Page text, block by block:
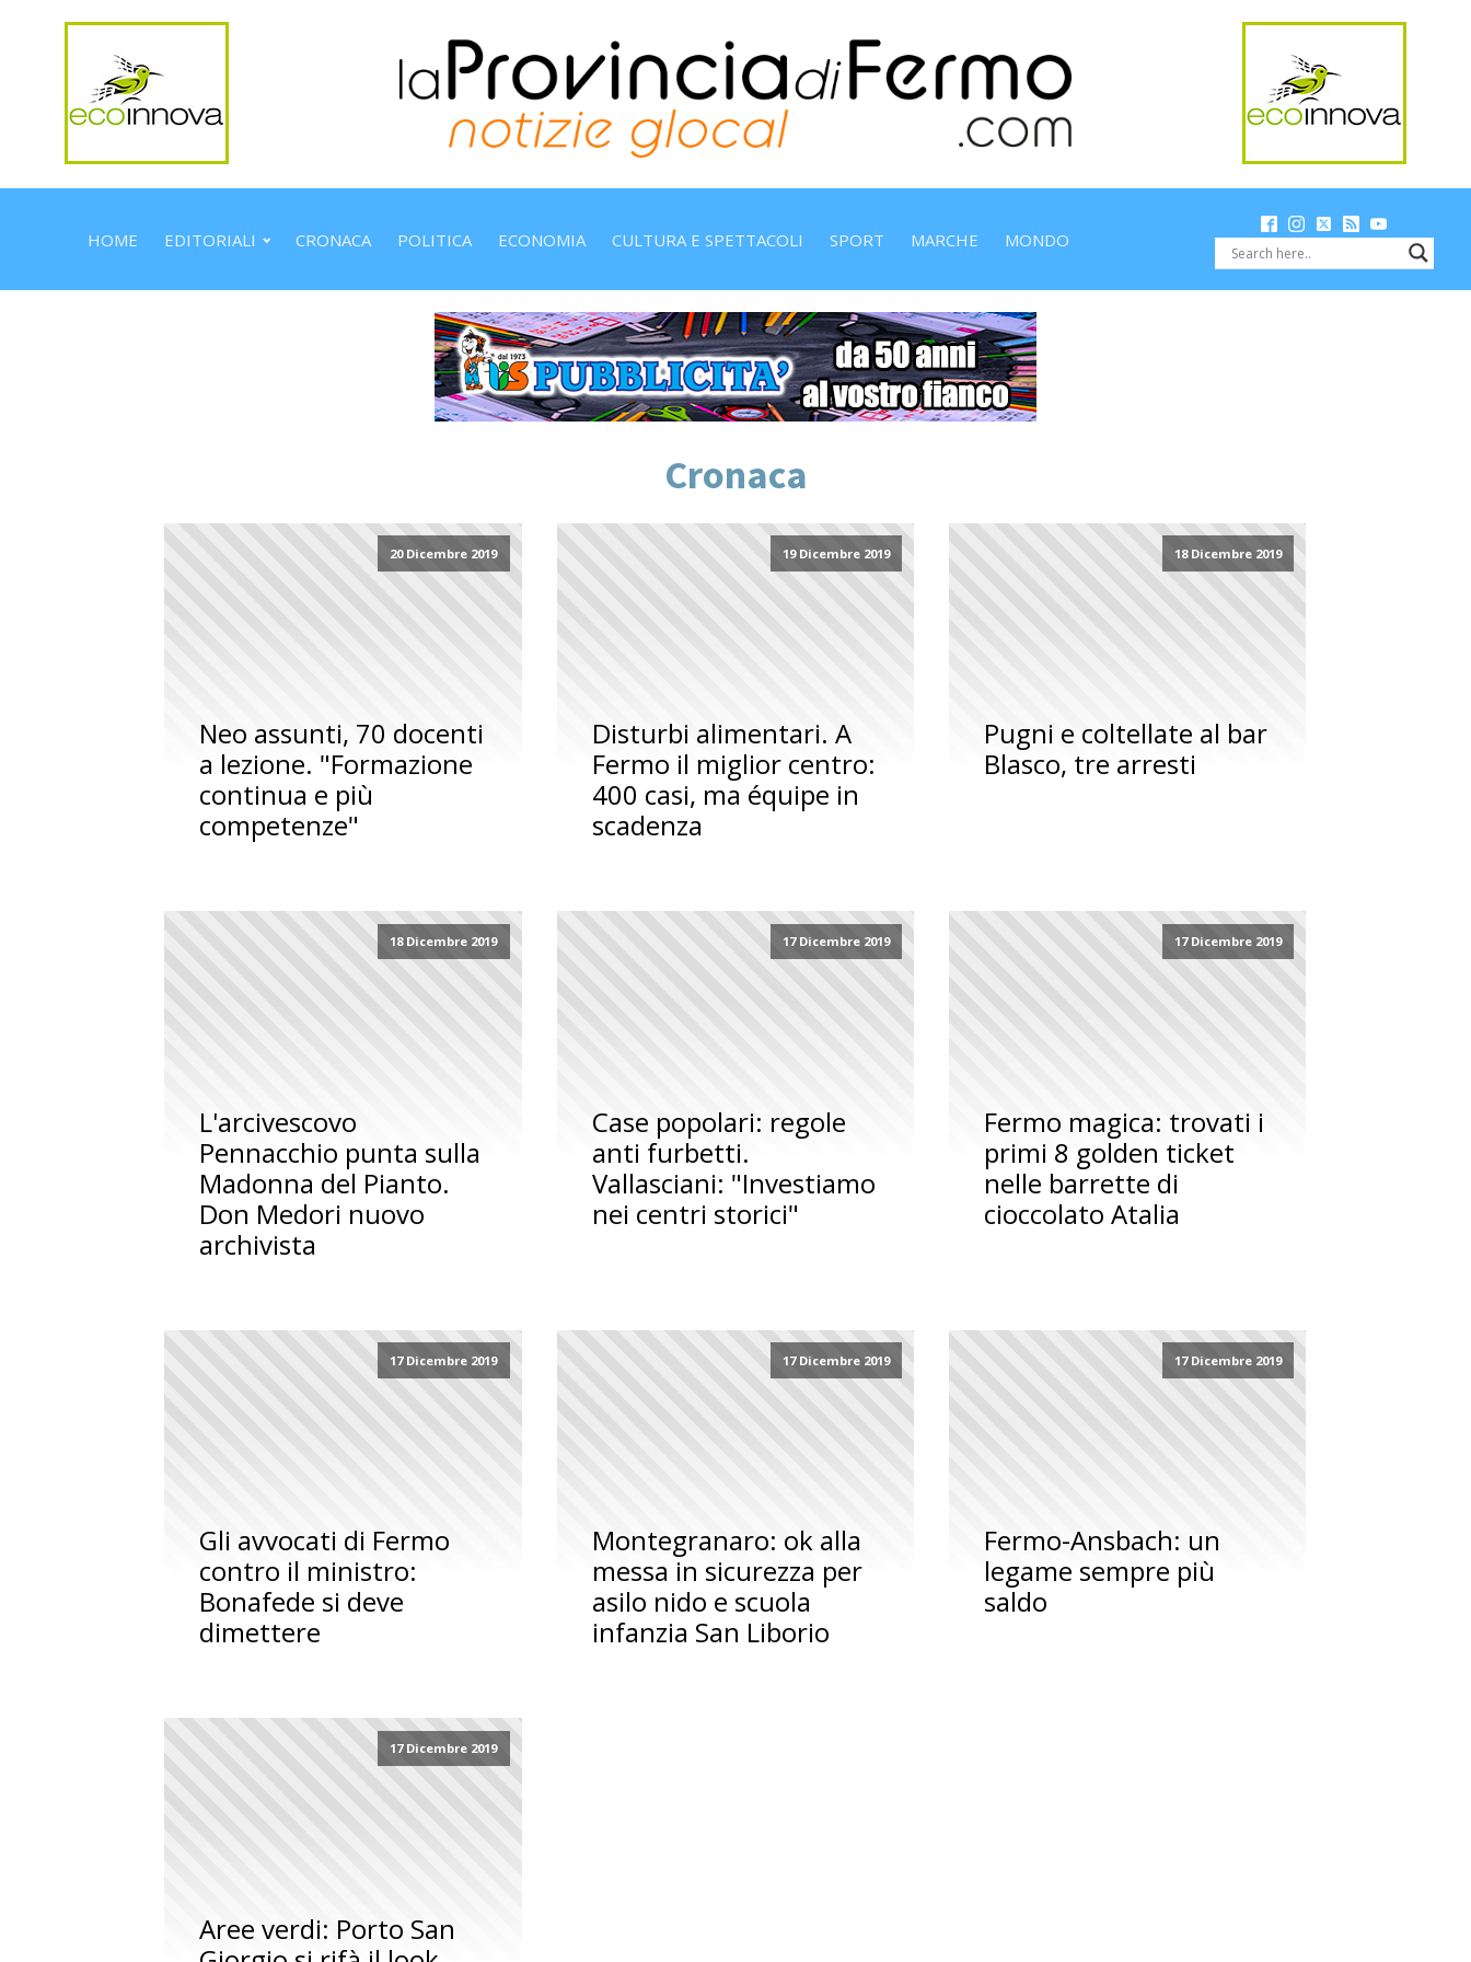
HOME EDITORIALI CRONACA POLITICA ECONOMIA CULTURA E SPETTACOLI SPORT MARCHE MONDO
Cronaca
20 Dicembre 2019
Neo assunti, 70 docenti
a lezione. "Formazione
continua e più
competenze"
19 Dicembre 2019
Disturbi alimentari. A
Fermo il miglior centro:
400 casi, ma équipe in
scadenza
18 Dicembre 2019
Pugni e coltellate al bar
Blasco, tre arresti
18 Dicembre 2019
L'arcivescovo
Pennacchio punta sulla
Madonna del Pianto.
Don Medori nuovo
archivista
17 Dicembre 2019
Case popolari: regole
anti furbetti.
Vallasciani: "Investiamo
nei centri storici"
17 Dicembre 2019
Fermo magica: trovati i
primi 8 golden ticket
nelle barrette di
cioccolato Atalia
17 Dicembre 2019
Gli avvocati di Fermo
contro il ministro:
Bonafede si deve
dimettere
17 Dicembre 2019
Montegranaro: ok alla
messa in sicurezza per
asilo nido e scuola
infanzia San Liborio
17 Dicembre 2019
Fermo-Ansbach: un
legame sempre più
saldo
17 Dicembre 2019
Aree verdi: Porto San